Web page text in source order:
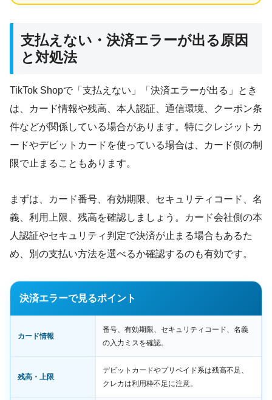
支払えない・決済エラーが出る原因
と対処法
TikTok Shopで「支払えない」「決済エラーが出る」とき
は、カード情報や残高、本人認証、通信環境、クーポン条
件などが関係している場合があります。特にクレジットカ
ードやデビットカードを使っている場合は、カード側の制
限で止まることもあります。
まずは、カード番号、有効期限、セキュリティコード、名
義、利用上限、残高を確認しましょう。カード会社側の本
人認証やセキュリティ判定で決済が止まる場合もあるた
め、別の支払い方法を選べるか確認するのも有効です。
決済エラーで見るポイント
カード情報
番号、有効期限、セキュリティコード、名義
の入力ミスを確認。
残高・上限
デビットカードやプリペイド系は残高不足、
クレカは利用枠不足に注意。